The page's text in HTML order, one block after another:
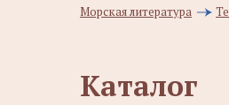
Морская литература
Каталог